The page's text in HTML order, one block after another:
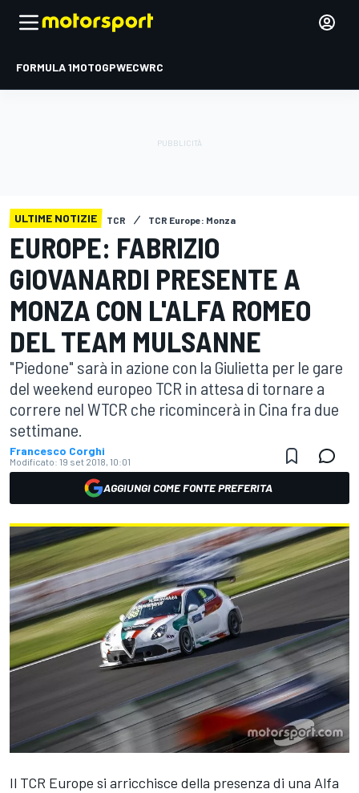
FORMULA 1MOTOGPWECWRC
ULTIME NOTIZIE TCR TCR Europe: Monza
EUROPE: FABRIZIO
GIOVANARDI PRESENTE A
MONZA CON L'ALFA ROMEO
DEL TEAM MULSANNE
"Piedone" sarà in azione con la Giulietta per le gare
del weekend europeo TCR in attesa di tornare a
correre nel WTCR che ricomincerà in Cina fra due
settimane.
Francesco Corghi
Modificato: 19 set 2018, 10:01
AGGIUNGI COME FONTE PREFERITA
Il TCR Europe si arricchisce della presenza di una Alfa